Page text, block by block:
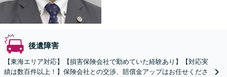
後遺障害
【東海エリア対応】【損害保険会社で勤めていた経験あり】【対応実
績は数百件以上！】保険会社との交渉、賠償金アップはお任せくださ